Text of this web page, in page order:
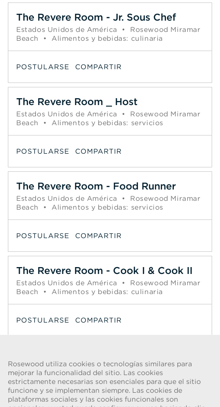
Rosewood utiliza cookies o tecnologías similares para
mejorar la funcionalidad del sitio. Las cookies
estrictamente necesarias son esenciales para que el sitio
funcione y se implementan siempre. Las cookies de
plataformas sociales y las cookies funcionales son
The Revere Room - Jr. Sous Chef
Estados Unidos de América •
Rosewood Miramar
Beach
• Alimentos y bebidas: culinaria
POSTULARSE COMPARTIR
The Revere Room _ Host
Estados Unidos de América •
Rosewood Miramar
Beach
• Alimentos y bebidas: servicios
POSTULARSE COMPARTIR
The Revere Room - Food Runner
Estados Unidos de América •
Rosewood Miramar
Beach
• Alimentos y bebidas: servicios
POSTULARSE COMPARTIR
The Revere Room - Cook I & Cook II
Estados Unidos de América •
Rosewood Miramar
Beach
• Alimentos y bebidas: culinaria
POSTULARSE COMPARTIR
ADVERTENCIA DE FRAUDE